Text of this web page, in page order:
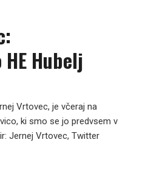
Hubelj
Vrtovec, je včeraj na
ki smo se jo predvsem v
Jernej Vrtovec, Twitter